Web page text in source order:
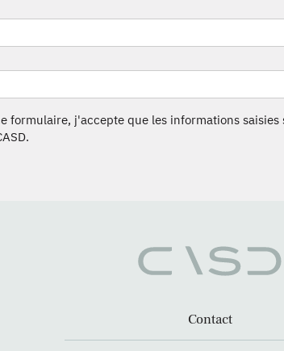
formulaire, j'accepte que les informations
Contact